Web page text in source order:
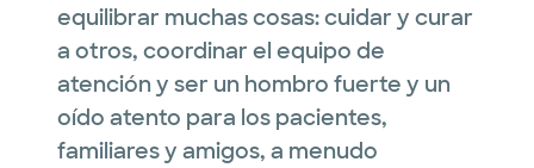
equilibrar muchas cosas: cuidar y curar
a otros, coordinar el equipo de
atención y ser un hombro fuerte y un
oído atento para los pacientes,
familiares y amigos, a menudo